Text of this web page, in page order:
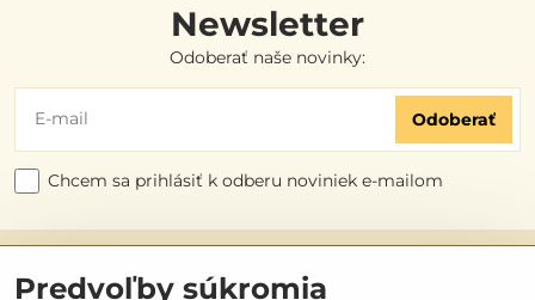
Newsletter
Odoberať naše novinky:
Odoberať
Chcem sa prihlásiť k odberu noviniek e-mailom
Užitočné odkazy
Predvoľby súkromia